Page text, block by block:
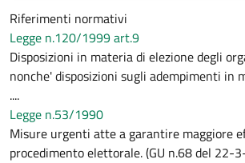
Riferimenti normativi
Legge n.120/1999 art.9
Disposizioni in materia di elezione degli
nonche' disposizioni sugli adempimenti in
....
Legge n.53/1990
Misure urgenti atte a garantire maggiore
procedimento elettorale. (GU n.68 del 22-